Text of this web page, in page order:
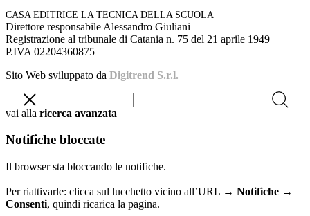
CASA EDITRICE LA TECNICA DELLA SCUOLA
Direttore responsabile Alessandro Giuliani
Registrazione al tribunale di Catania n. 75 del 21 aprile 1949
P.IVA 02204360875
Sito Web sviluppato da Digitrend S.r.l.
vai alla ricerca avanzata
Notifiche bloccate
Il browser sta bloccando le notifiche.
Per riattivarle: clicca sul lucchetto vicino all’URL → Notifiche →
Consenti, quindi ricarica la pagina.